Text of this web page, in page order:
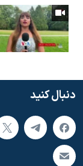
دنبال کنید